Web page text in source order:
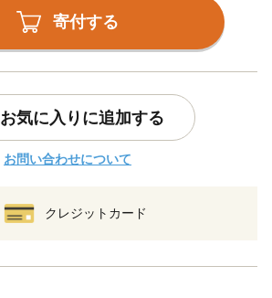
寄付する
お気に入りに追加する
お問い合わせについて
クレジットカード